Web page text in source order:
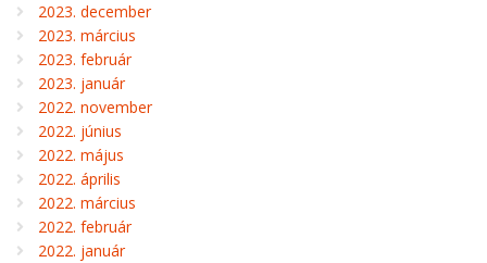
2023. december
2023. március
2023. február
2023. január
2022. november
2022. június
2022. május
2022. április
2022. március
2022. február
2022. január